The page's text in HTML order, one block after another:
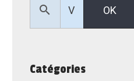
OK
Catégories